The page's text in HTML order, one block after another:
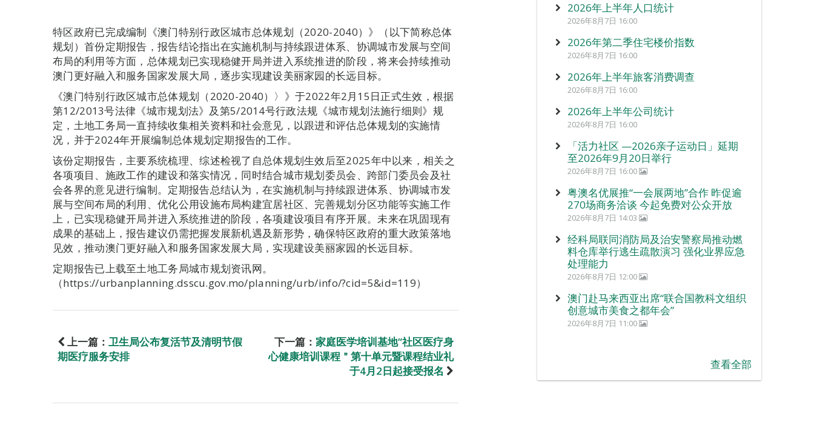
特区政府已完成编制《澳门特别行政区城市总体规划（2020-2040）》（以下简称总体
规划）首份定期报告，报告结论指出在实施机制与持续跟进体系、协调城市发展与空间
布局的利用等方面，总体规划已实现稳健开局并进入系统推进的阶段，将来会持续推动
澳门更好融入和服务国家发展大局，逐步实现建设美丽家园的长远目标。
《澳门特别行政区城市总体规划（2020-2040）〉》于2022年2月15日正式生效，根据
第12/2013号法律《城市规划法》及第5/2014号行政法规《城市规划法施行细则》规
定，土地工务局一直持续收集相关资料和社会意见，以跟进和评估总体规划的实施情
况，并于2024年开展编制总体规划定期报告的工作。
该份定期报告，主要系统梳理、综述检视了自总体规划生效后至2025年中以来，相关之
各项项目、施政工作的建设和落实情况，同时结合城市规划委员会、跨部门委员会及社
会各界的意见进行编制。定期报告总结认为，在实施机制与持续跟进体系、协调城市发
展与空间布局的利用、优化公用设施布局构建宜居社区、完善规划分区功能等实施工作
上，已实现稳健开局并进入系统推进的阶段，各项建设项目有序开展。未来在巩固现有
成果的基础上，报告建议仍需把握发展新机遇及新形势，确保特区政府的重大政策落地
见效，推动澳门更好融入和服务国家发展大局，实现建设美丽家园的长远目标。
定期报告已上载至土地工务局城市规划资讯网。
（https://urbanplanning.dsscu.gov.mo/planning/urb/info/?cid=5&id=119）
上一篇： 卫生局公布复活节及清明节假
期医疗服务安排
下一篇： 家庭医学培训基地“社区医疗身
心健康培训课程＂第十单元暨课程结业礼
于4月2日起接受报名
2026年上半年人口统计
2026年8月7日 16:00
2026年第二季住宅楼价指数
2026年8月7日 16:00
2026年上半年旅客消费调查
2026年8月7日 16:00
2026年上半年公司统计
2026年8月7日 16:00
「活力社区 —2026亲子运动日」延期
至2026年9月20日举行
2026年8月7日 16:00
粤澳名优展推“一会展两地”合作 昨促逾
270场商务洽谈 今起免费对公众开放
2026年8月7日 14:03
经科局联同消防局及治安警察局推动燃
料仓库举行逃生疏散演习 强化业界应急
处理能力
2026年8月7日 12:00
澳门赴马来西亚出席“联合国教科文组织
创意城市美食之都年会”
2026年8月7日 11:00
查看全部